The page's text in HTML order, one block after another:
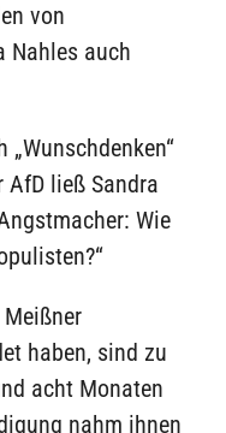
von
Nahles auch
ließ Sandra
Wie
haben, sind zu
acht Monaten
nahm ihnen